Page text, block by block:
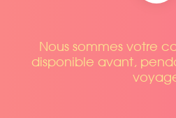
Nous sommes votre
disponible avant,